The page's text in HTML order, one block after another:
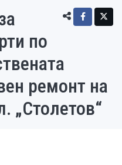
по
ремонт на
„Столетов“